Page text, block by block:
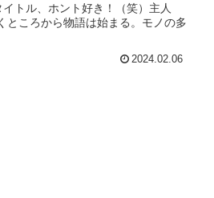
トル、ホント好き！（笑）主人
ところから物語は始まる。モノの多
2024.02.06